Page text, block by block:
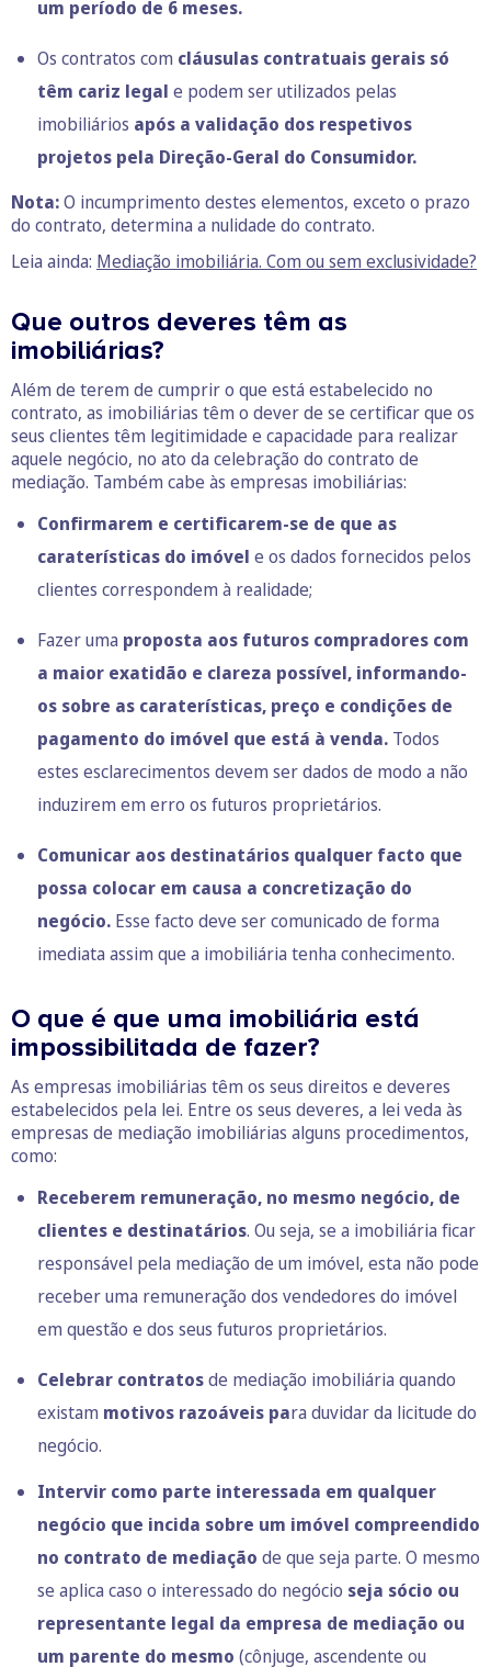
um período de 6 meses.
Os contratos com cláusulas contratuais gerais só
têm cariz legal e podem ser utilizados pelas
imobiliários após a validação dos respetivos
projetos pela Direção-Geral do Consumidor.
Nota:O incumprimento destes elementos, exceto o prazo
do contrato, determina a nulidade do contrato.
Leia ainda: Mediação imobiliária. Com ou sem exclusividade?
Que outros deveres têm as
imobiliárias?
Além de terem de cumprir o que está estabelecido no
contrato, as imobiliárias têm o dever de se certificar que os
seus clientes têm legitimidade e capacidade para realizar
aquele negócio, no ato da celebração do contrato de
mediação. Também cabe às empresas imobiliárias:
Confirmarem e certificarem-se de que as
caraterísticas do imóvel e os dados fornecidos pelos
clientes correspondem à realidade;
Fazer uma proposta aos futuros compradores com
a maior exatidão e clareza possível, informando-
os sobre as caraterísticas, preço e condições de
pagamento do imóvel que está à venda. Todos
estes esclarecimentos devem ser dados de modo a não
induzirem em erro os futuros proprietários.
Comunicar aos destinatários qualquer facto que
possa colocar em causa a concretização do
negócio. Esse facto deve ser comunicado de forma
imediata assim que a imobiliária tenha conhecimento.
O que é que uma imobiliária está
impossibilitada de fazer?
As empresas imobiliárias têm os seus direitos e deveres
estabelecidos pela lei. Entre os seus deveres, a lei veda às
empresas de mediação imobiliárias alguns procedimentos,
como:
Receberem remuneração, no mesmo negócio, de
clientes e destinatários. Ou seja, se a imobiliária ficar
responsável pela mediação de um imóvel, esta não pode
receber uma remuneração dos vendedores do imóvel
em questão e dos seus futuros proprietários.
Celebrar contratosde mediação imobiliária quando
existam motivos razoáveis para duvidar da licitude do
negócio.
Intervir como parte interessada em qualquer
negócio que incida sobre um imóvel compreendido
no contrato de mediação de que seja parte. O mesmo
se aplica caso o interessado do negócio seja sócio ou
representante legal da empresa de mediação ou
um parente do mesmo (cônjuge, ascendente ou